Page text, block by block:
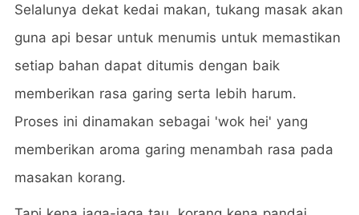
Selalunya dekat kedai makan, tukang masak akan
guna api besar untuk menumis untuk memastikan
setiap bahan dapat ditumis dengan baik
memberikan rasa garing serta lebih harum.
Proses ini dinamakan sebagai 'wok hei' yang
memberikan aroma garing menambah rasa pada
masakan korang.